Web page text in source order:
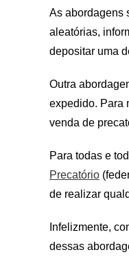
As abordagens
aleatórias,
depositar uma
Outra
expedido. Para
venda de
Para todas e
Precatório
de realizar
Infelizmente,
dessas